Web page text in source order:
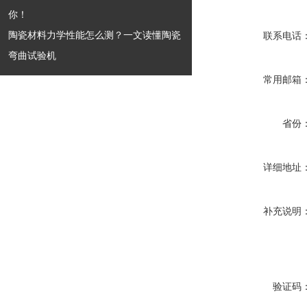
你！
陶瓷材料力学性能怎么测？一文读懂陶瓷
弯曲试验机
联系电话
常用邮箱
省份
详细地址
补充说明
验证码